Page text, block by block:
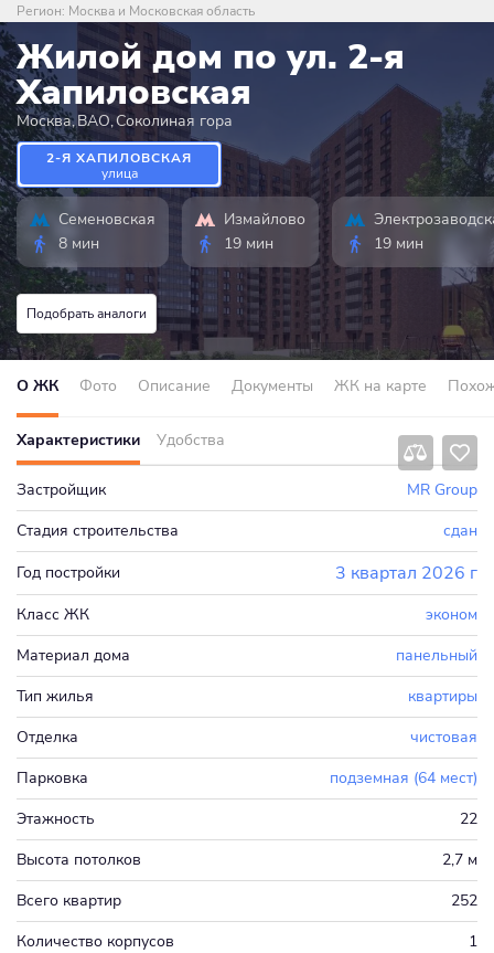
Регион: Москва и Московская область
Жилой дом по ул. 2-я
Хапиловская
Москва,ВАО,Соколиная гора
2-Я ХАПИЛОВСКАЯ
улица
Семеновская
8 мин
Измайлово
19 мин
19 мин
Подобрать аналоги
О ЖК Фото Описание Документы ЖК на карте
Характеристики Удобства
Застройщик
MR Group
Стадия строительства
сдан
Год постройки
3 квартал 2026 г
Класс ЖК
эконом
Материал дома
панельный
Тип жилья
квартиры
Отделка
чистовая
Парковка
подземная (64 мест)
Этажность
22
Высота потолков
2,7 м
Всего квартир
252
Количество корпусов
1